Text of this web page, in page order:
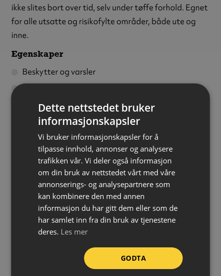
ikke slites bort over tid, selv under tøffe forhold. Egnet
for alle utsatte og risikofylte områder, både ute og
inne.
Egenskaper
Beskytter og varsler
Slitesterk og fargebestandig
Tåler temperaturer fra -40 °C til +100 °C
Fleksibel – kan monteres på buede underlag
Kan kappes til ønsket lengde
Kan brukes både utendørs og innendørs
Rask og enkel montering
Gul/sort
Type G
Materiale:
Polyuretan (PU)
Temperaturmotstand:
Klemmes på (kan eventuelt limes)
Dette nettstedet bruker
informasjonskapsler
Vi bruker informasjonskapsler for å
tilpasse innhold, annonser og analysere
trafikken vår. Vi deler også informasjon
om din bruk av nettstedet vårt med våre
annonserings- og analysepartnere som
kan kombinere den med annen
informasjon du har gitt dem eller som de
har samlet inn fra din bruk av tjenestene
deres. Les mer
GODTA